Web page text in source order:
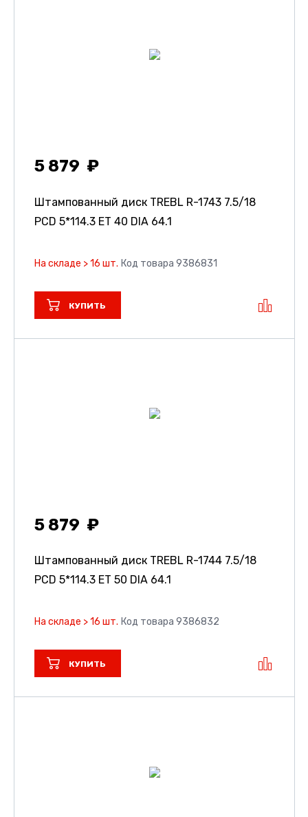
5 879
Штампованный диск TREBL R-1743 7.5/18
PCD 5*114.3 ET 40 DIA 64.1
На складе > 16 шт. Код товара 9386831
КУПИТЬ
5 879
Штампованный диск TREBL R-1744 7.5/18
PCD 5*114.3 ET 50 DIA 64.1
На складе > 16 шт. Код товара 9386832
КУПИТЬ